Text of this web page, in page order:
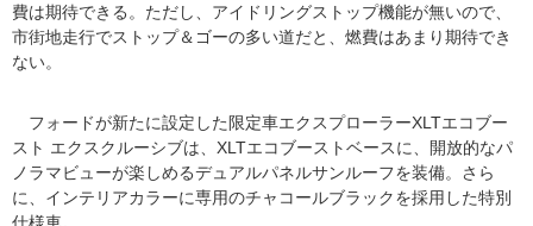
費は期待できる。ただし、アイドリングストップ機能が無いので、
市街地走行でストップ＆ゴーの多い道だと、燃費はあまり期待でき
ない。
フォードが新たに設定した限定車エクスプローラーXLTエコブー
スト エクスクルーシブは、XLTエコブーストベースに、開放的なパ
ノラマビューが楽しめるデュアルパネルサンルーフを装備。さら
に、インテリアカラーに専用のチャコールブラックを採用した特別